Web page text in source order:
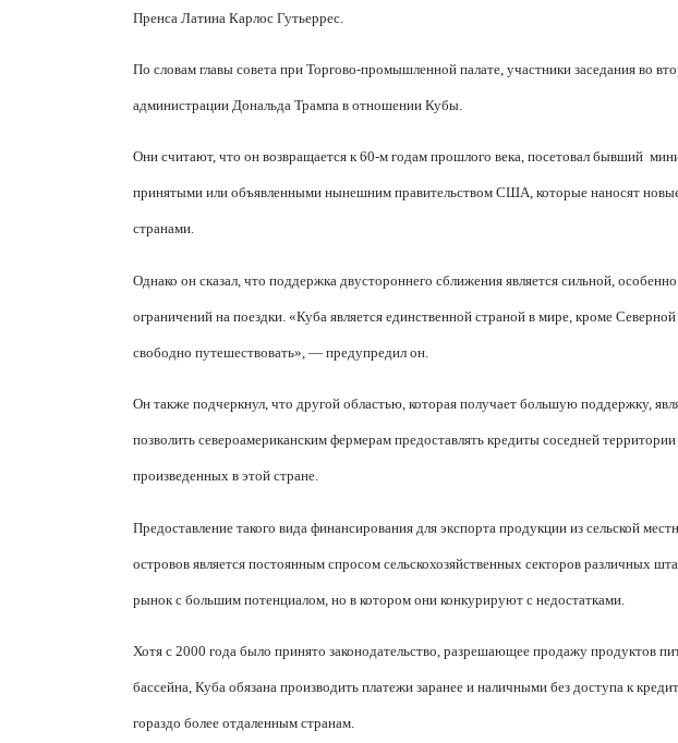
Пренса Латина Карлос Гутьеррес.
По словам главы совета при Торгово-промышленной палате, участники заседания во
администрации Дональда Трампа в отношении Кубы.
Они считают, что он возвращается к 60-м годам прошлого века, посетовал бывший
принятыми или объявленными нынешним правительством США, которые наносят
странами.
Однако он сказал, что поддержка двустороннего сближения является сильной,
ограничений на поездки. «Куба является единственной страной в мире, кроме
свободно путешествовать», — предупредил он.
Он также подчеркнул, что другой областью, которая получает большую поддержку,
позволить североамериканским фермерам предоставлять кредиты соседней
произведенных в этой стране.
Предоставление такого вида финансирования для экспорта продукции из сельской
островов является постоянным спросом сельскохозяйственных секторов различных
рынок с большим потенциалом, но в котором они конкурируют с недостатками.
Хотя с 2000 года было принято законодательство, разрешающее продажу продуктов
бассейна, Куба обязана производить платежи заранее и наличными без доступа к
гораздо более отдаленным странам.